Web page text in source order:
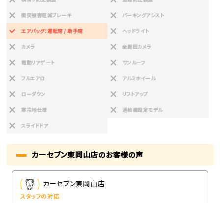
衝突被害軽減ブレーキ パーキングアシスト
エアバッグ：運転席 / 助手席 ヘッドライト
カメラ 全周囲カメラ
電動リアゲート サンルーフ
フルエアロ アルミホイール
ローダウン リフトアップ
寒冷地仕様 過給機設定モデル
スライドドア
カーセブン東岡山店のお客様の声
カーセブン東岡山店
スタッフの対応